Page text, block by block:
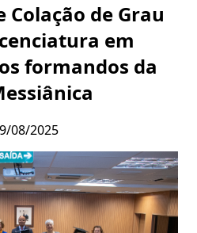
Colação de Grau
em
formandos da
08/2025